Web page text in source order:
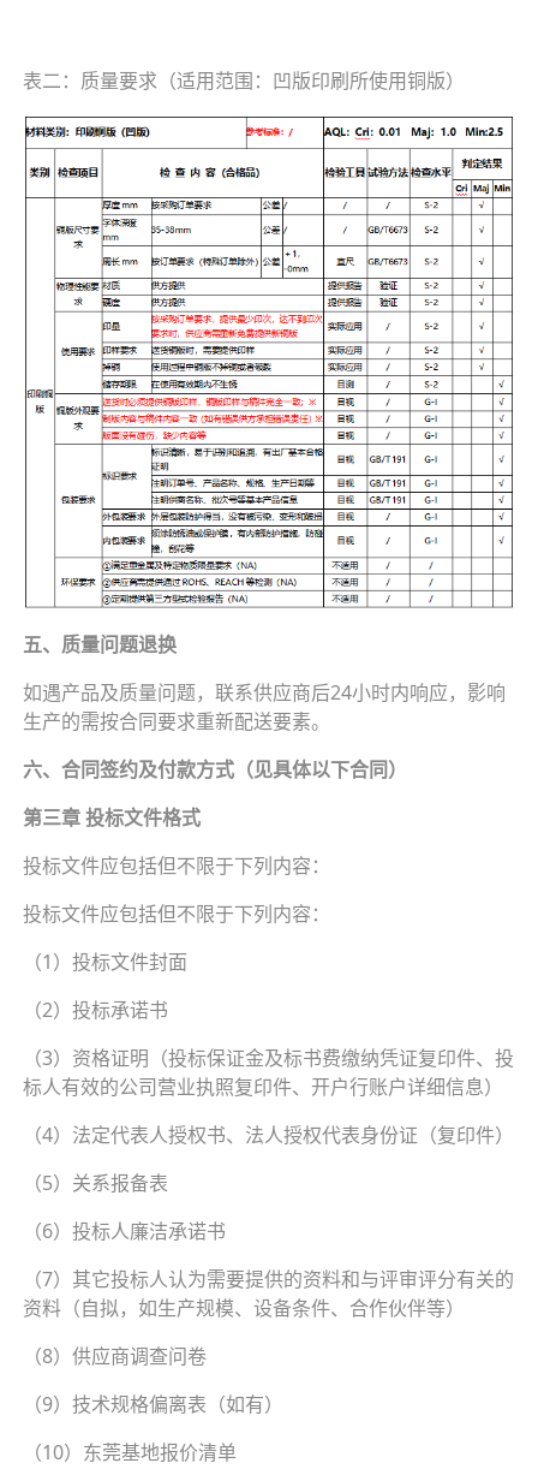
表二：质量要求（适用范围：凹版印刷所使用铜版）
五、质量问题退换
如遇产品及质量问题，联系供应商后24小时内响应，影响
生产的需按合同要求重新配送要素。
六、合同签约及付款方式（见具体以下合同）
第三章 投标文件格式
投标文件应包括但不限于下列内容：
投标文件应包括但不限于下列内容：
（1）投标文件封面
（2）投标承诺书
（3）资格证明（投标保证金及标书费缴纳凭证复印件、投
标人有效的公司营业执照复印件、开户行账户详细信息）
（4）法定代表人授权书、法人授权代表身份证（复印件）
（5）关系报备表
（6）投标人廉洁承诺书
（7）其它投标人认为需要提供的资料和与评审评分有关的
资料（自拟，如生产规模、设备条件、合作伙伴等）
（8）供应商调查问卷
（9）技术规格偏离表（如有）
（10）东莞基地报价清单